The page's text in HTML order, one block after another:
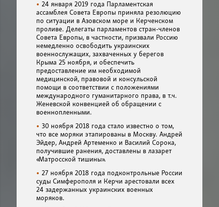
24 января 2019 года Парламентская
ассамблея Совета Европы приняла резолюцию
по ситуации в Азовском море и Керченском
проливе. Делегаты парламентов стран-членов
Совета Европы, в частности, призвали Россию
немедленно освободить украинских
военнослужащих, захваченных у берегов
Крыма 25 ноября, и обеспечить
предоставление им необходимой
медицинской, правовой и консульской
помощи в соответствии с положениями
международного гуманитарного права, в т.ч.
Женевской конвенцией об обращении с
военнопленными.
30 ноября 2018 года стало известно о том,
что все моряки этапированы в Москву. Андрей
Эйдер, Андрей Артеменко и Василий Сорока,
получившие ранения, доставлены в лазарет
«Матросской тишины».
27 ноября 2018 года подконтрольные России
суды Симферополя и Керчи арестовали всех
24 задержанных украинских военных
моряков.